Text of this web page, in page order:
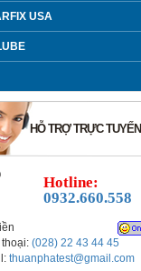
USA
HỖ TRỢ TRỰC TUYẾN
Hotline:
0932.660.558
(028) 22 43 44 45
thuanphatest@gmail.com